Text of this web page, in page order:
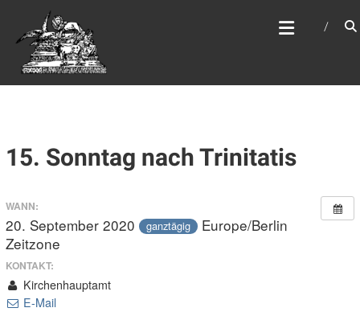
springen
WEBSITE DES
APOSTELAMTES JESU
CHRISTI KÖR
15. Sonntag nach Trinitatis
WANN:
20. September 2020 ganztägig
Europe/Berlin
Zeitzone
KONTAKT:
Kirchenhauptamt
E-Mail